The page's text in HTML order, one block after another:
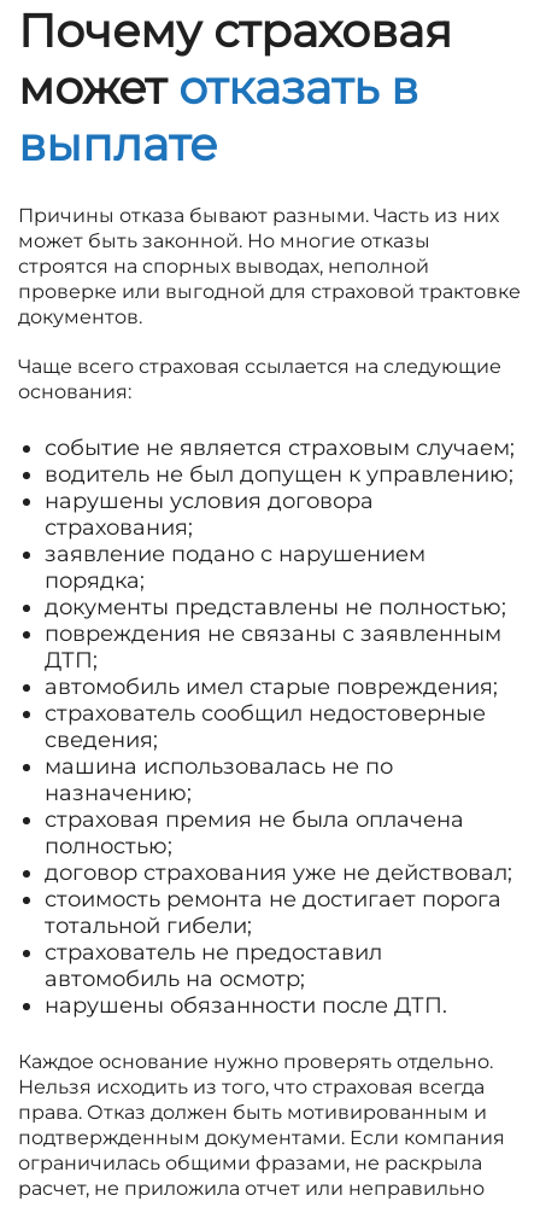
Почему страховая
может отказать в
выплате
Причины отказа бывают разными. Часть из них
может быть законной. Но многие отказы
строятся на спорных выводах, неполной
проверке или выгодной для страховой трактовке
документов.
Чаще всего страховая ссылается на следующие
основания:
событие не является страховым случаем;
водитель не был допущен к управлению;
нарушены условия договора
страхования;
заявление подано с нарушением
порядка;
документы представлены не полностью;
повреждения не связаны с заявленным
ДТП;
автомобиль имел старые повреждения;
страхователь сообщил недостоверные
сведения;
машина использовалась не по
назначению;
страховая премия не была оплачена
полностью;
договор страхования уже не действовал;
стоимость ремонта не достигает порога
тотальной гибели;
страхователь не предоставил
автомобиль на осмотр;
нарушены обязанности после ДТП.
Каждое основание нужно проверять отдельно.
Нельзя исходить из того, что страховая всегда
права. Отказ должен быть мотивированным и
подтвержденным документами. Если компания
ограничилась общими фразами, не раскрыла
расчет, не приложила отчет или неправильно